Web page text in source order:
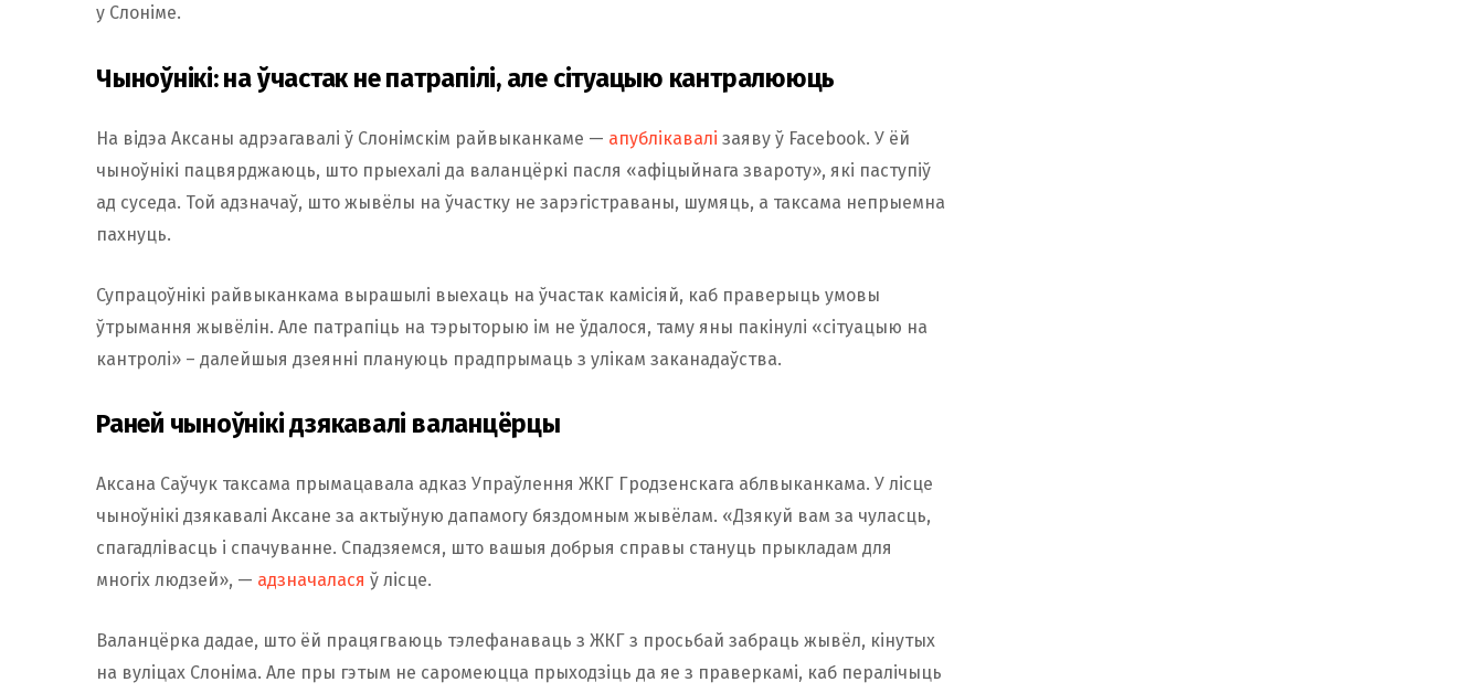
у Слоніме.
Чыноўнікі: на ўчастак не патрапілі, але сітуацыю кантралююць
На відэа Аксаны адрэагавалі ў Слонімскім райвыканкаме — апублікавалі заяву ў Facebook. У ёй
чыноўнікі пацвярджаюць, што прыехалі да валанцёркі пасля «афіцыйнага звароту», які паступіў
ад суседа. Той адзначаў, што жывёлы на ўчастку не зарэгістраваны, шумяць, а таксама непрыемна
пахнуць.
Супрацоўнікі райвыканкама вырашылі выехаць на ўчастак камісіяй, каб праверыць умовы
ўтрымання жывёлін. Але патрапіць на тэрыторыю ім не ўдалося, таму яны пакінулі «сітуацыю на
кантролі» – далейшыя дзеянні плануюць прадпрымаць з улікам заканадаўства.
Раней чыноўнікі дзякавалі валанцёрцы
Аксана Саўчук таксама прымацавала адказ Упраўлення ЖКГ Гродзенскага аблвыканкама. У лісце
чыноўнікі дзякавалі Аксане за актыўную дапамогу бяздомным жывёлам. «Дзякуй вам за чуласць,
спагадлівасць і спачуванне. Спадзяемся, што вашыя добрыя справы стануць прыкладам для
многіх людзей», — адзначалася ў лісце.
Валанцёрка дадае, што ёй працягваюць тэлефанаваць з ЖКГ з просьбай забраць жывёл, кінутых
на вуліцах Слоніма. Але пры гэтым не саромеюцца прыходзіць да яе з праверкамі, каб пералічыць